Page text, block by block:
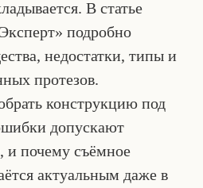
В статье
подробно
недостатки, типы и
протезов.
конструкцию под
допускают
и почему съёмное
актуальным даже в